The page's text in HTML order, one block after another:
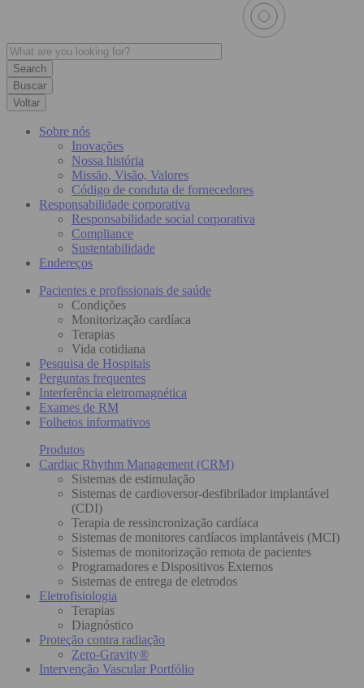
Buscar
Voltar
Sobre nós
Inovações
Nossa história
Missão, Visão, Valores
Código de conduta de fornecedores
Responsabilidade corporativa
Responsabilidade social corporativa
Compliance
Sustentabilidade
Endereços
Pacientes e profissionais de saúde
Condições
Monitorização cardíaca
Terapias
Vida cotidiana
Pesquisa de Hospitais
Perguntas frequentes
Interferência eletromagnética
Exames de RM
Folhetos informativos
Produtos
Cardiac Rhythm Management (CRM)
Sistemas de estimulação
Sistemas de cardioversor-desfibrilador implantável
(CDI)
Terapia de ressincronização cardíaca
Sistemas de monitores cardíacos implantáveis (MCI)
Sistemas de monitorização remota de pacientes
Programadores e Dispositivos Externos
Sistemas de entrega de eletrodos
Eletrofisiologia
Terapias
Diagnóstico
Proteção contra radiação
Zero-Gravity®
Intervenção Vascular Portfólio